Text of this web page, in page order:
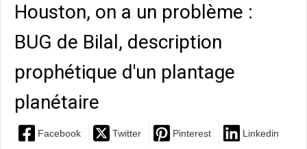
Houston, on a un problème :
BUG de Bilal, description
prophétique d'un plantage
planétaire
Facebook Twitter Pinterest Linkedin